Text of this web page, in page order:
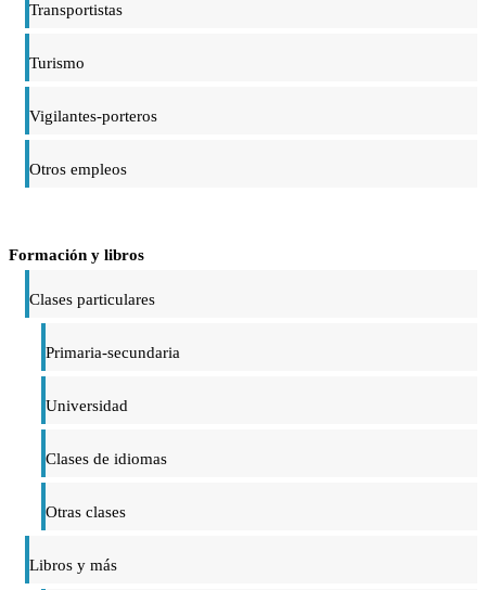
Transportistas
Turismo
Vigilantes-porteros
Otros empleos
Formación y libros
Clases particulares
Primaria-secundaria
Universidad
Clases de idiomas
Otras clases
Libros y más